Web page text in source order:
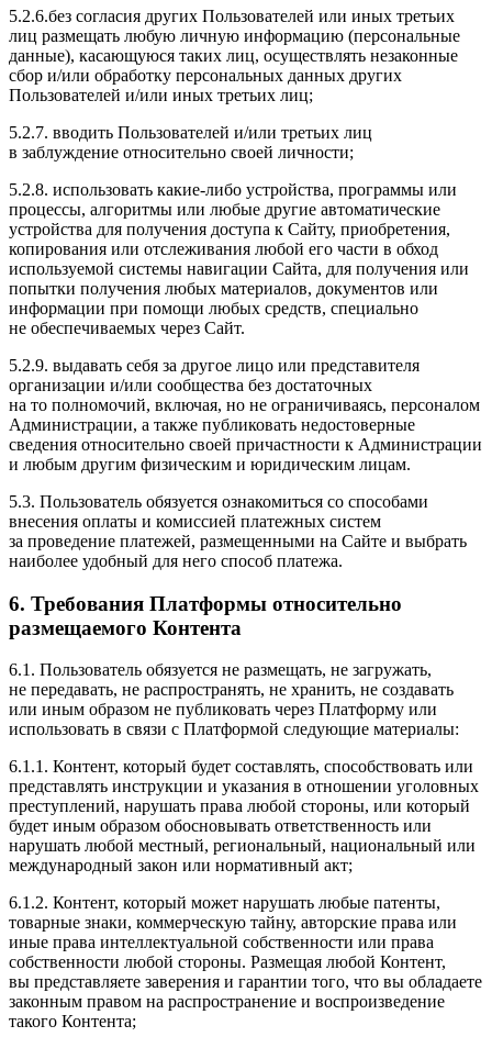
5.2.6.без согласия других Пользователей или иных третьих
лиц размещать любую личную информацию (персональные
данные), касающуюся таких лиц, осуществлять незаконные
сбор и/или обработку персональных данных других
Пользователей и/или иных третьих лиц;
5.2.7. вводить Пользователей и/или третьих лиц
в заблуждение относительно своей личности;
5.2.8. использовать какие-либо устройства, программы или
процессы, алгоритмы или любые другие автоматические
устройства для получения доступа к Сайту, приобретения,
копирования или отслеживания любой его части в обход
используемой системы навигации Сайта, для получения или
попытки получения любых материалов, документов или
информации при помощи любых средств, специально
не обеспечиваемых через Сайт.
5.2.9. выдавать себя за другое лицо или представителя
организации и/или сообщества без достаточных
на то полномочий, включая, но не ограничиваясь, персоналом
Администрации, а также публиковать недостоверные
сведения относительно своей причастности к Администрации
и любым другим физическим и юридическим лицам.
5.3. Пользователь обязуется ознакомиться со способами
внесения оплаты и комиссией платежных систем
за проведение платежей, размещенными на Сайте и выбрать
наиболее удобный для него способ платежа.
6. Требования Платформы относительно
размещаемого Контента
6.1. Пользователь обязуется не размещать, не загружать,
не передавать, не распространять, не хранить, не создавать
или иным образом не публиковать через Платформу или
использовать в связи с Платформой следующие материалы:
6.1.1. Контент, который будет составлять, способствовать или
представлять инструкции и указания в отношении уголовных
преступлений, нарушать права любой стороны, или который
будет иным образом обосновывать ответственность или
нарушать любой местный, региональный, национальный или
международный закон или нормативный акт;
6.1.2. Контент, который может нарушать любые патенты,
товарные знаки, коммерческую тайну, авторские права или
иные права интеллектуальной собственности или права
собственности любой стороны. Размещая любой Контент,
вы представляете заверения и гарантии того, что вы обладаете
законным правом на распространение и воспроизведение
такого Контента;